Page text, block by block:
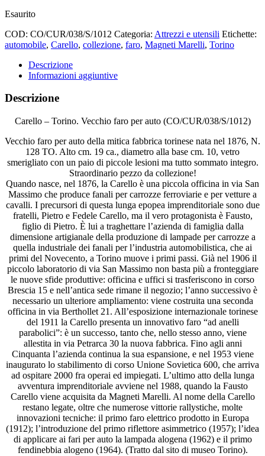
Esaurito
COD: CO/CUR/038/S/1012 Categoria: Attrezzi e utensili Etichette:
automobile, Carello, collezione, faro, Magneti Marelli, Torino
Descrizione
Informazioni aggiuntive
Descrizione
Carello – Torino. Vecchio faro per auto (CO/CUR/038/S/1012)
Vecchio faro per auto della mitica fabbrica torinese nata nel 1876, N.
128 TO. Alto cm. 19 ca., diametro alla base cm. 10, vetro
smerigliato con un paio di piccole lesioni ma tutto sommato integro.
Straordinario pezzo da collezione!
Quando nasce, nel 1876, la Carello è una piccola officina in via San
Massimo che produce fanali per carrozze ferroviarie e per vetture a
cavalli. I precursori di questa lunga epopea imprenditoriale sono due
fratelli, Pietro e Fedele Carello, ma il vero protagonista è Fausto,
figlio di Pietro. È lui a traghettare l’azienda di famiglia dalla
dimensione artigianale della produzione di lampade per carrozze a
quella industriale dei fanali per l’industria automobilistica, che ai
primi del Novecento, a Torino muove i primi passi. Già nel 1906 il
piccolo laboratorio di via San Massimo non basta più a fronteggiare
le nuove sfide produttive: officina e uffici si trasferiscono in corso
Brescia 15 e nell’antica sede rimane il negozio; l’anno successivo è
necessario un ulteriore ampliamento: viene costruita una seconda
officina in via Berthollet 21. All’esposizione internazionale torinese
del 1911 la Carello presenta un innovativo faro “ad anelli
parabolici”: è un successo, tanto che, nello stesso anno, viene
allestita in via Petrarca 30 la nuova fabbrica. Fino agli anni
Cinquanta l’azienda continua la sua espansione, e nel 1953 viene
inaugurato lo stabilimento di corso Unione Sovietica 600, che arriva
ad ospitare 2000 fra operai ed impiegati. L’ultimo atto della lunga
avventura imprenditoriale avviene nel 1988, quando la Fausto
Carello viene acquisita da Magneti Marelli. Al nome della Carello
restano legate, oltre che numerose vittorie rallystiche, molte
innovazioni tecniche: il primo faro elettrico prodotto in Europa
(1912); l’introduzione del primo riflettore asimmetrico (1957); l’idea
di applicare ai fari per auto la lampada alogena (1962) e il primo
fendinebbia alogeno (1964). (Tratto dal sito di museo Torino).